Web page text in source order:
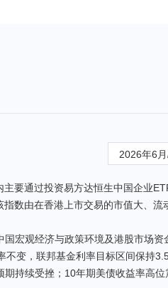
2026年6
要通过投资易方达恒生中国企业
数由在香港上市交易的市值大、流
宏观经济与政策环境及港股市场资
变，联邦基金利率目标区间保持
持续受挫；10年期美债收益率高